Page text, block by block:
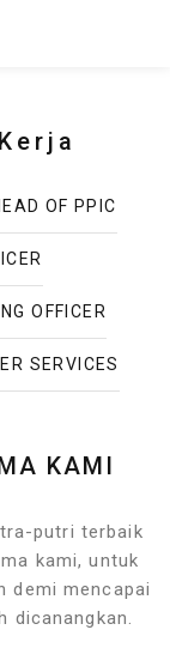
OF PPIC
OFFICER
SERVICES
KAMI
putri terbaik
kami, untuk
demi mencapai
dicanangkan.